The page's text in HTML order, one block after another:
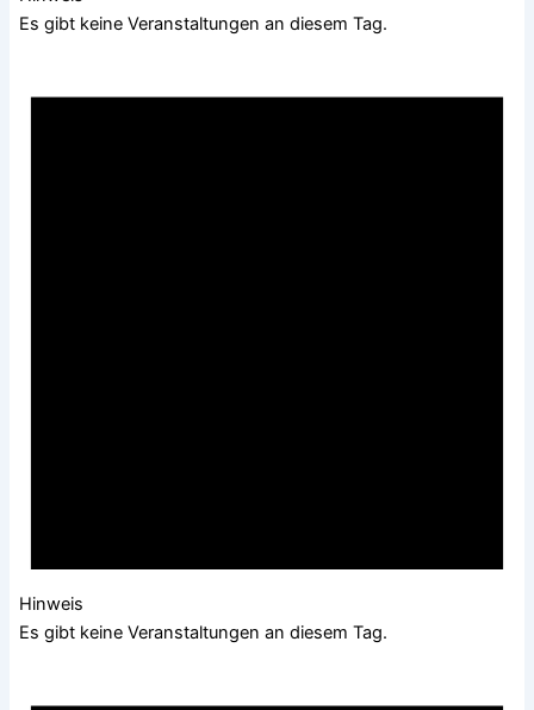
Es gibt keine Veranstaltungen an diesem Tag.
Hinweis
Es gibt keine Veranstaltungen an diesem Tag.